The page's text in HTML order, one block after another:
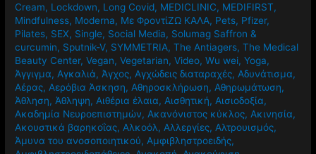
Cream, Lockdown, Long Covid, MEDICLINIC, MEDIFIRST,
Mindfulness, Moderna, Mε ΦροντίΖΩ ΚΑΛΑ, Pets, Pfizer,
Pilates, SEX, Single, Social Media, Solumag Saffron &
curcumin, Sputnik-V, SYMMETRIA,The Antiagers,The Medical
Beauty Center,Vegan,Vegetarian,Video,Wu wei,Yoga,
Άγγιγμα, Αγκαλιά, Άγχος, Αγχώδεις διαταραχές, Αδυνάτισμα,
Αέρας, Αερόβια Άσκηση, Αθηροσκλήρωση, Αθηρωμάτωση,
Άθληση, Άθληψη, Αιθέρια έλαια, Αισθητική, Αισιοδοξία,
Ακαδημία Νευροεπιστημών, Ακανόνιστος κύκλος, Ακινησία,
Ακουστικά βαρηκοΐας, Αλκοόλ, Αλλεργίες, Αλτρουισμός,
Άμυνα του ανοσοποιητικού, Αμφιβληστροειδής,